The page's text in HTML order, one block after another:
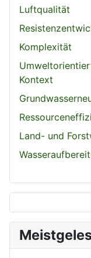
Luftqualität
Komplexität
Kontext
Land- und